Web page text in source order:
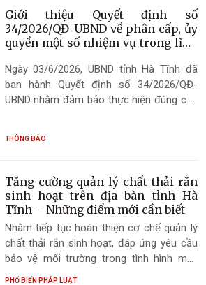
hiệu quả quản lý nhà nước, bảo đảm
quyền, lợi ích hợp pháp của người tiêu
dùng trên địa bàn tỉnh.
năm 2009 đã được sửa đổi, bổ sung tại
Luật này nhằm thể chế chủ trương, quan
điểm chỉ đạo của Đảng và Nhà nước về
chính trị, cải cách hành chính phục vụ
nhân dân, tổ chức, doanh nghiệp. Đặc biệt,
Luật có nhiều chính sách mới nổi trội thể
cách thủ tục hành chính, chuyển đổi số,
Giới thiệu Quyết định số
34/2026/QĐ-UBND về phân cấp, ủy
quyền một số nhiệm vụ trong lĩnh
1)
Ngày 03/6/2026, UBND tỉnh Hà Tĩnh đã
ban hành Quyết định số 34/2026/QĐ-
UBND nhằm đảm bảo thực hiện đúng các
Luật Đất đai thực sự đi vào cuộc sống,
phục vụ tích cực cho phát triển kinh tế -
xã hội; đồng thời tạo tính chủ động, nâng
cao trách nhiệm cho chính quyền địa
phương trong việc thực hiện chức năng
quản lý nhà nước về lĩnh vực đất đai.
THÔNG BÁO
Tăng cường quản lý chất thải rắn
sinh hoạt trên địa bàn tỉnh Hà
Tĩnh – Những điểm mới cần biết
Nhằm tiếp tục hoàn thiện cơ chế quản lý
chất thải rắn sinh hoạt, đáp ứng yêu cầu
bảo vệ môi trường trong tình hình mới,
Ngày 19/6/2026, Ủy ban nhân dân tỉnh Hà
PHỔ BIẾN PHÁP LUẬT